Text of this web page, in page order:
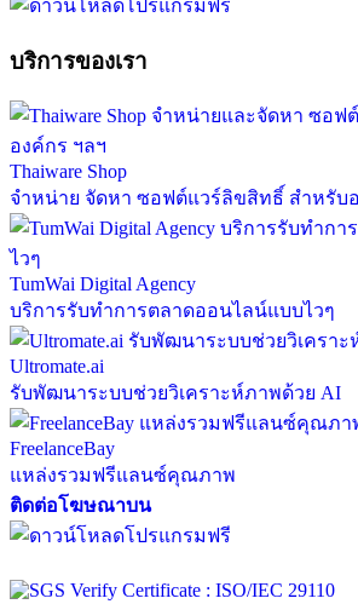
บริการของเรา
Thaiware Shop
จำหน่าย จัดหา ซอฟต์แวร์ลิขสิทธิ์ สำหรับ
TumWai Digital Agency
บริการรับทำการตลาดออนไลน์แบบไวๆ
Ultromate.ai
รับพัฒนาระบบช่วยวิเคราะห์ภาพด้วย AI
FreelanceBay
แหล่งรวมฟรีแลนซ์คุณภาพ
ติดต่อโฆษณาบน